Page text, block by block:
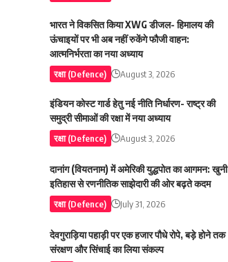
भारत ने विकसित किया XWG डीजल- हिमालय की
ऊंचाइयों पर भी अब नहीं रुकेंगे फौजी वाहन:
आत्मनिर्भरता का नया अध्याय
रक्षा (Defence) August 3, 2026
इंडियन कोस्ट गार्ड हेतु नई नीति निर्धारण- राष्ट्र की
समुद्री सीमाओं की रक्षा में नया अध्याय
रक्षा (Defence) August 3, 2026
दानांग (वियतनाम) में अमेरिकी युद्धपोत का आगमन: खुनी
इतिहास से रणनीतिक साझेदारी की ओर बढ़ते कदम
रक्षा (Defence) July 31, 2026
देवगुराड़िया पहाड़ी पर एक हजार पौधे रोपे, बड़े होने तक
संरक्षण और सिंचाई का लिया संकल्प